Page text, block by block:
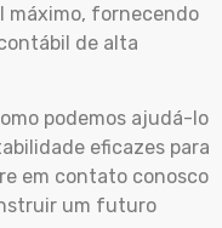
máximo, fornecendo
de alta
podemos ajudá-lo
eficazes para
em contato conosco
um futuro